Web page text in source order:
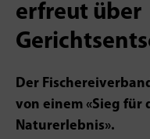
erfreut über
Der
von einem «Sieg für
Naturerlebnis».